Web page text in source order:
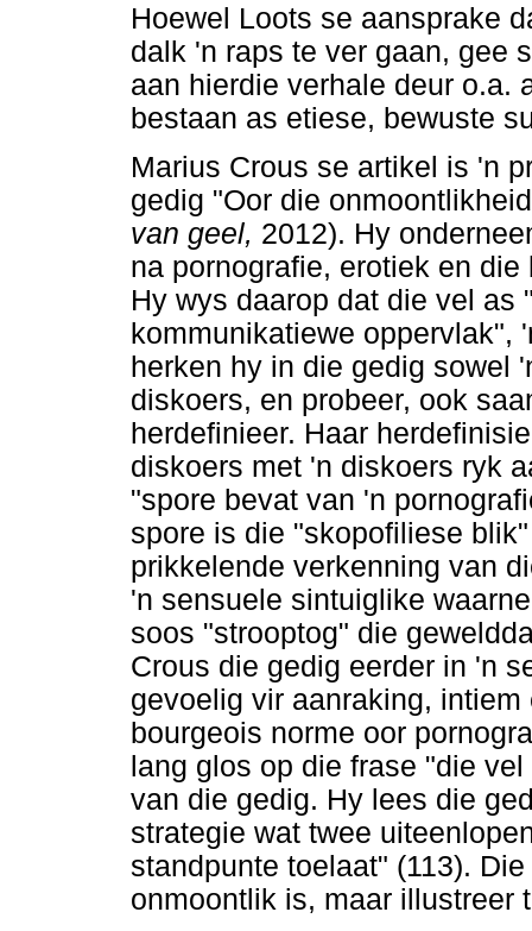
Hoewel Loots se aansprake
dalk 'n raps te ver gaan, gee
aan hierdie verhale deur o.a.
bestaan as etiese, bewuste
Marius Crous se artikel is 'n
gedig "Oor die
van geel, 2012). Hy
na pornografie, erotiek en
Hy wys daarop dat die vel as
kommunikatiewe oppervlak",
herken hy in die gedig sowel
diskoers, en probeer, ook
herdefinieer. Haar
diskoers met 'n diskoers ryk
"spore bevat van 'n
spore is die "skopofiliese
prikkelende verkenning van
'n sensuele sintuiglike
soos "strooptog" die
Crous die gedig eerder in 'n
gevoelig vir aanraking,
bourgeois norme oor
lang glos op die frase "die
van die gedig. Hy lees die
strategie wat twee
standpunte toelaat" (113).
onmoontlik is, maar illustreer